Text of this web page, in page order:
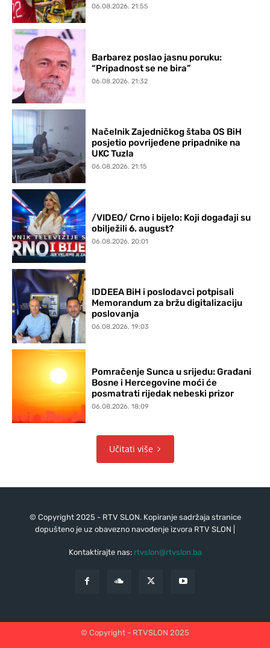
06.08.2026. 21:55
Barbarez poslao jasnu poruku:
“Pripadnost se ne bira”
06.08.2026. 21:32
Načelnik Zajedničkog štaba OS BiH
posjetio povrijeđene pripadnike na
UKC Tuzla
06.08.2026. 21:15
/VIDEO/ Crno i bijelo: Koji događaji su
obilježili 6. august?
06.08.2026. 20:01
IDDEEA BiH i poslodavci potpisali
Memorandum za bržu digitalizaciju
poslovanja
06.08.2026. 19:03
Pomračenje Sunca u srijedu: Građani
Bosne i Hercegovine moći će
posmatrati rijedak nebeski prizor
06.08.2026. 18:09
Učitati više
© Copyright 2025 - RTV SLON. Kopiranje sadržaja stranice
dopušteno je uz obavezno navođenje izvora RTV SLON |
Kontaktirajte nas: rtvslon@rtvslon.ba
© Copyright - RTVSLON 2025